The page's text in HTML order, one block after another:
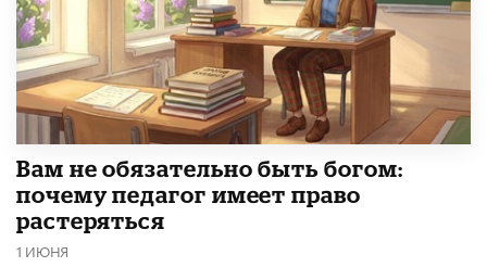
​Вам не обязательно быть богом:
почему педагог имеет право
растеряться
1 ИЮНЯ